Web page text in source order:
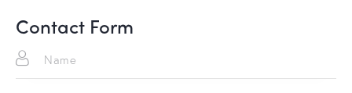
on
e:
Contact Form